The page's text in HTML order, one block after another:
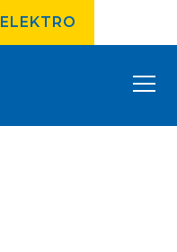
ELEKTRO